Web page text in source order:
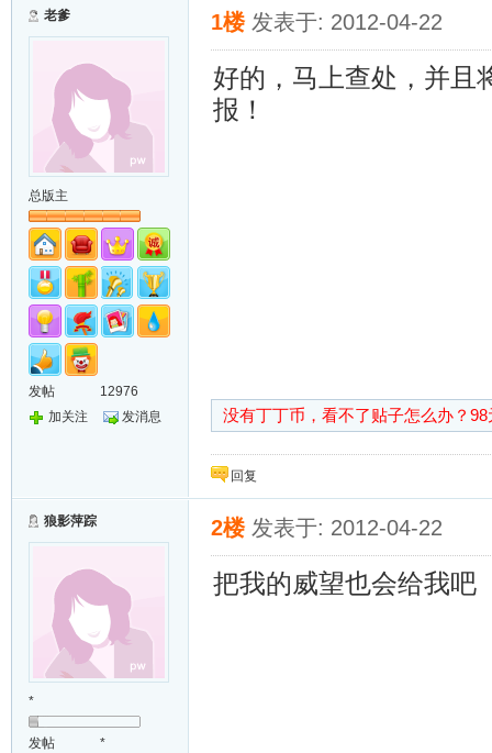
老爹
总版主
发帖
12976
加关注
发消息
1楼 发表于: 2012-04-22
好的，马上查处，并且
报！
没有丁丁币，看不了贴子怎么办？
回复
狼影萍踪
*
发帖
*
2楼 发表于: 2012-04-22
把我的威望也会给我吧